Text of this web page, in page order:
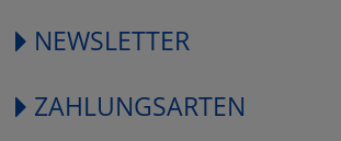
NEWSLETTER
ZAHLUNGSARTEN